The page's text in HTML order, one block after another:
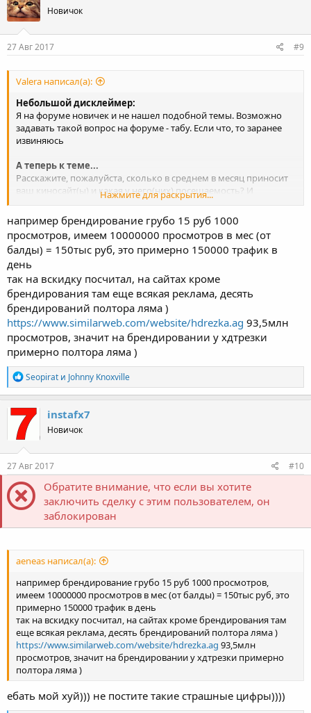
и
и
:
Новичок
27 Авг 2017 #9
Valera написал(а):
Небольшой дисклеймер:
Я на форуме новичек и не нашел подобной темы. Возможно
задавать такой вопрос на форуме - табу. Если что, то заранее
извиняюсь
А теперь к теме...
Расскажите, пожалуйста, сколько в среднем в месяц приносит
ваш киносайт(ы) и какая у него(них) посещаемость? И
возможно вы обладаете инфой, сколько примерно могут
зарабатывать топовые сайты типа hdrezka, kinogo, gidonline и
пр.
Нажмите для раскрытия...
например брендирование грубо 15 руб 1000
просмотров, имеем 10000000 просмотров в мес (от
балды) = 150тыс руб, это примерно 150000 трафик в
день
так на вскидку посчитал, на сайтах кроме
брендирования там еще всякая реклама, десять
брендирований полтора ляма )
https://www.similarweb.com/website/hdrezka.ag 93,5млн
просмотров, значит на брендировании у хдтрезки
примерно полтора ляма )
Р
е
а
к
ц
и
и
:
Seopirat и Johnny Knoxville
instafx7
Новичок
27 Авг 2017 #10
Обратите внимание, что если вы хотите
заключить сделку с этим пользователем, он
заблокирован
aeneas написал(а):
например брендирование грубо 15 руб 1000 просмотров,
имеем 10000000 просмотров в мес (от балды) = 150тыс руб, это
примерно 150000 трафик в день
так на вскидку посчитал, на сайтах кроме брендирования там
еще всякая реклама, десять брендирований полтора ляма )
https://www.similarweb.com/website/hdrezka.ag 93,5млн
просмотров, значит на брендировании у хдтрезки примерно
полтора ляма )
ебать мой хуй))) не постите такие страшные цифры))))